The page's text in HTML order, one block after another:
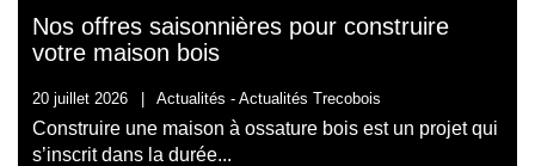
Nos offres saisonnières pour construire
votre maison bois
20 juillet 2026 Actualités - Actualités Trecobois
Construire une maison à ossature bois est un projet qui
s’inscrit dans la durée...